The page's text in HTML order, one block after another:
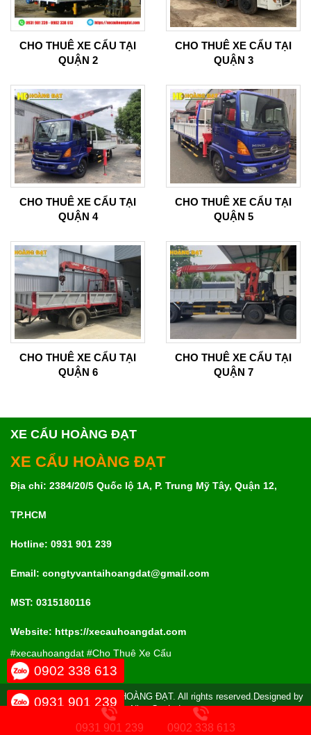
CHO THUÊ XE CẨU TẠI
QUẬN 2
CHO THUÊ XE CẨU TẠI
QUẬN 3
CHO THUÊ XE CẨU TẠI
QUẬN 4
CHO THUÊ XE CẨU TẠI
QUẬN 5
CHO THUÊ XE CẨU TẠI
QUẬN 6
CHO THUÊ XE CẨU TẠI
QUẬN 7
XE CẨU HOÀNG ĐẠT
XE CẨU HOÀNG ĐẠT
Địa chỉ: 2384/20/5 Quốc lộ 1A, P. Trung Mỹ Tây, Quận 12,
TP.HCM
Hotline: 0931 901 239
Email: congtyvantaihoangdat@gmail.com
MST: 0315180116
Website: https://xecauhoangdat.com
#xecauhoangdat #Cho Thuê Xe Cẩu
© Copyright 2019VẬN TẢI HOÀNG ĐẠT. All rights reserved.Designed by
Nina Co.,Ltd
Đang online : 3 Tuần này : 128 Tổng truy cập :
0931 901 239 0902 338 613
0902 338 613
0931 901 239